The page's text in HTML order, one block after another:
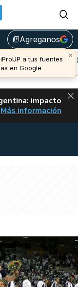
library_addAgreganos
(0,80%)
6,52
impacto
CLARITY ACT EN
Más información